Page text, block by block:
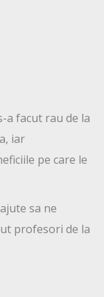
a facut rau de la
iar
pe care le
sa ne
profesori de la